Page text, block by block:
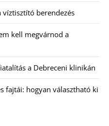
víztisztító berendezés
kell megvárnod a
a Debreceni klinikán
fajtái: hogyan választható ki